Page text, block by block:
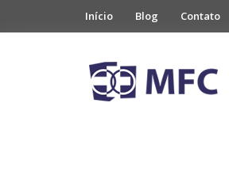
Início Blog Contato